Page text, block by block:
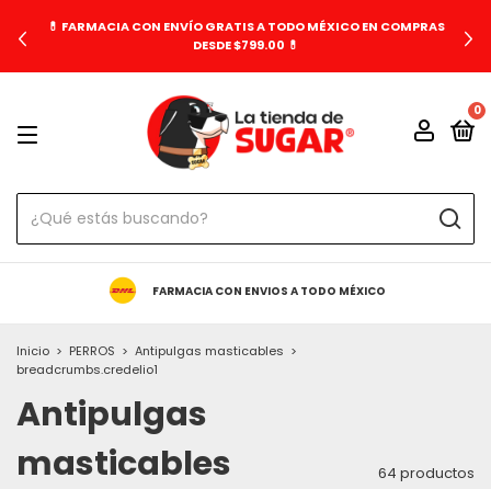
💊 FARMACIA CON ENVÍO GRATIS A TODO MÉXICO EN COMPRAS
DESDE $799.00 💊
0
FARMACIA CON ENVIOS A TODO MÉXICO
Inicio > PERROS > Antipulgas masticables >
breadcrumbs.credelio1
Antipulgas
masticables
64 productos